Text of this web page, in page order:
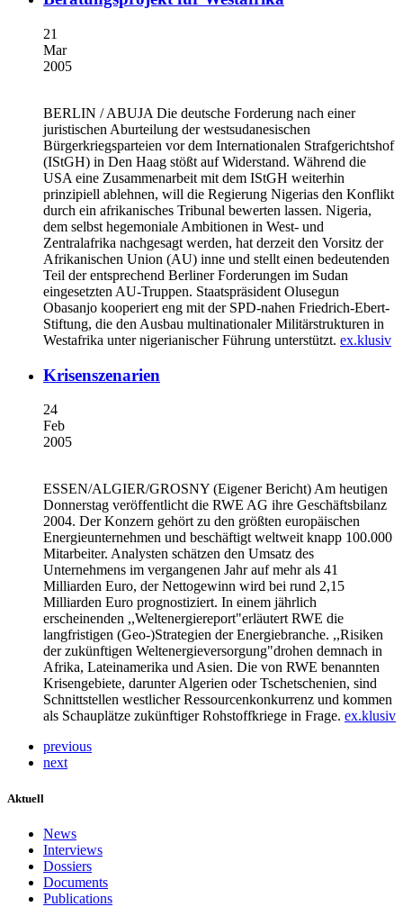
21
Mar
2005
BERLIN / ABUJA Die deutsche Forderung nach einer
juristischen Aburteilung der westsudanesischen
Bürgerkriegsparteien vor dem Internationalen Strafgerichtshof
(IStGH) in Den Haag stößt auf Widerstand. Während die
USA eine Zusammenarbeit mit dem IStGH weiterhin
prinzipiell ablehnen, will die Regierung Nigerias den Konflikt
durch ein afrikanisches Tribunal bewerten lassen. Nigeria,
dem selbst hegemoniale Ambitionen in West- und
Zentralafrika nachgesagt werden, hat derzeit den Vorsitz der
Afrikanischen Union (AU) inne und stellt einen bedeutenden
Teil der entsprechend Berliner Forderungen im Sudan
eingesetzten AU-Truppen. Staatspräsident Olusegun
Obasanjo kooperiert eng mit der SPD-nahen Friedrich-Ebert-
Stiftung, die den Ausbau multinationaler Militärstrukturen in
Westafrika unter nigerianischer Führung unterstützt. ex.klusiv
Krisenszenarien
24
Feb
2005
ESSEN/ALGIER/GROSNY (Eigener Bericht) Am heutigen
Donnerstag veröffentlicht die RWE AG ihre Geschäftsbilanz
2004. Der Konzern gehört zu den größten europäischen
Energieunternehmen und beschäftigt weltweit knapp 100.000
Mitarbeiter. Analysten schätzen den Umsatz des
Unternehmens im vergangenen Jahr auf mehr als 41
Milliarden Euro, der Nettogewinn wird bei rund 2,15
Milliarden Euro prognostiziert. In einem jährlich
erscheinenden ,,Weltenergiereport"erläutert RWE die
langfristigen (Geo-)Strategien der Energiebranche. ,,Risiken
der zukünftigen Weltenergieversorgung"drohen demnach in
Afrika, Lateinamerika und Asien. Die von RWE benannten
Krisengebiete, darunter Algerien oder Tschetschenien, sind
Schnittstellen westlicher Ressourcenkonkurrenz und kommen
als Schauplätze zukünftiger Rohstoffkriege in Frage. ex.klusiv
previous
next
Aktuell
News
Interviews
Dossiers
Documents
Publications